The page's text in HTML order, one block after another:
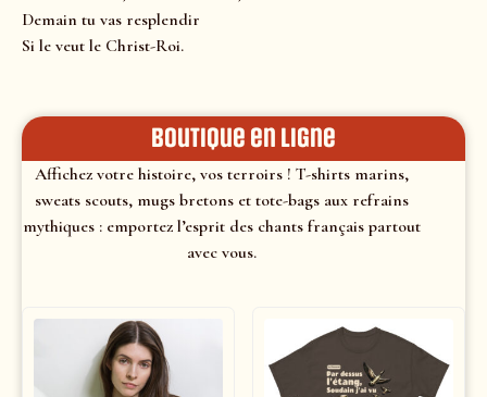
Demain tu vas resplendir
Si le veut le Christ-Roi.
Boutique en ligne
Affichez votre histoire, vos terroirs ! T-shirts marins,
sweats scouts, mugs bretons et tote-bags aux refrains
mythiques : emportez l’esprit des chants français partout
avec vous.